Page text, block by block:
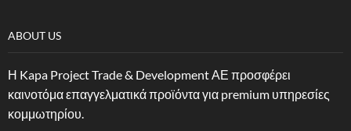
ABOUT US
Η Kapa Project Trade & Development ΑΕ προσφέρει
καινοτόμα επαγγελματικά προϊόντα για premium υπηρεσίες
κομμωτηρίου.